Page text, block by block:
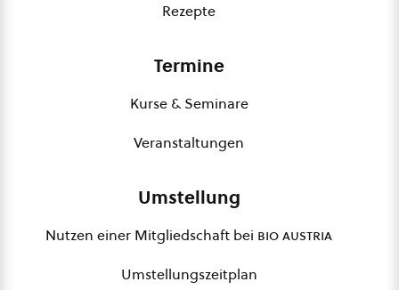
Rezepte
Termine
Kurse & Seminare
Veranstaltungen
Umstellung
Nutzen einer Mitgliedschaft bei bio austria
Umstellungszeitplan